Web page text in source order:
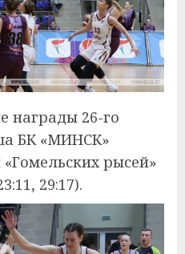
награды 26-го
БК «МИНСК»
рысей»
29:17).